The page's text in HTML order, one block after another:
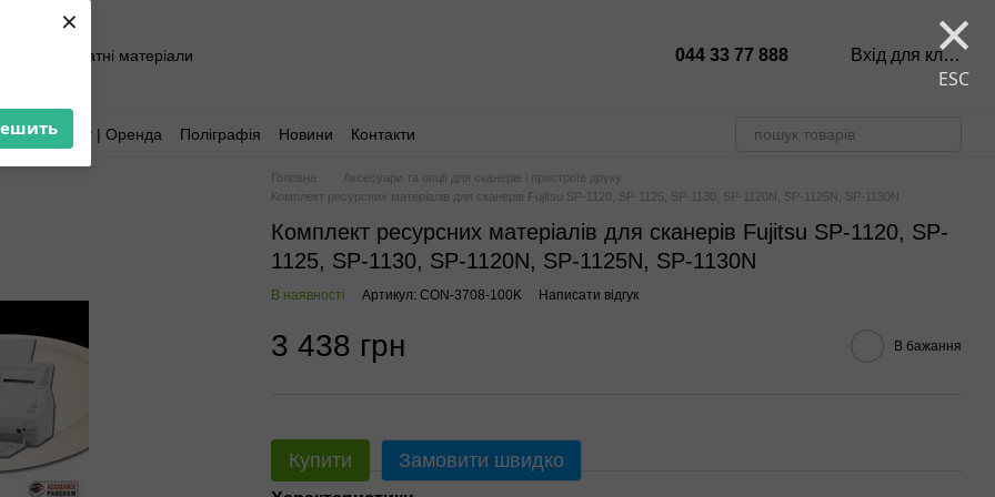
× ×
ESC
та витратні матеріали 044 33 77 888 Вхід для клієнтів
Аутсорсинг | Оренда Поліграфія Новини Контакти
Головна
Аксесуари та опції для сканерів і пристроїв друку
Комплект ресурсних матеріалів для сканерів Fujitsu SP-1120, SP-1125, SP-1130, SP-1120N, SP-1125N, SP-1130N
Комплект ресурсних матеріалів для сканерів Fujitsu SP-1120, SP-
1125, SP-1130, SP-1120N, SP-1125N, SP-1130N
В наявності Артикул: CON-3708-100K Написати відгук
3 438 грн В бажання
Купити Замовити швидко